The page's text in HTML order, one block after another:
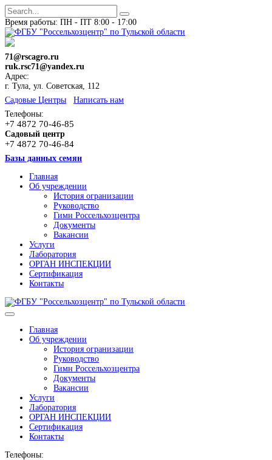
Время работы: ПН - ПТ 8:00 - 17:00
71@rscagro.ru
ruk.rsc71@yandex.ru
Адрес:
г. Тула, ул. Советская, 112
Cадовые Центры
Написать нам
Телефоны:
+7 4872 70-46-85
Садовый центр
+7 4872 70-46-84
Базы данных семян
Главная
Об учреждении
История огранизации
Руководство
Гимн Россельхозцентра
Документы
Вакансии
Услуги
Лаборатория
ОРГАН ИНСПЕКЦИИ
Сертификация
Контакты
Главная
Об учреждении
История огранизации
Руководство
Гимн Россельхозцентра
Документы
Вакансии
Услуги
Лаборатория
ОРГАН ИНСПЕКЦИИ
Сертификация
Контакты
Телефоны: